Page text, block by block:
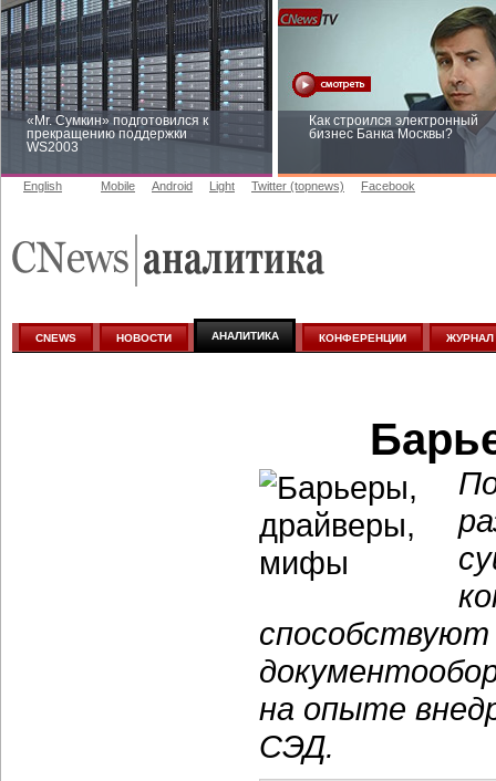
«Mr. Сумкин» подготовился к
прекращению поддержки
WS2003
Как строился электронный
бизнес Банка Москвы?
аналитике
English Mobile Android Light Twitter (topnews) Facebook
CNEWS НОВОСТИ АНАЛИТИКА КОНФЕРЕНЦИИ ЖУРНАЛ
на опыте
СЭД.